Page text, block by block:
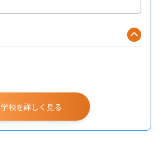
学校を詳しく見る